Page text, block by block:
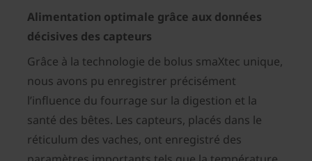
Alimentation optimale grâce aux données
décisives des capteurs
Grâce à la technologie de bolus smaXtec unique,
nous avons pu enregistrer précisément
l’influence du fourrage sur la digestion et la
santé des bêtes. Les capteurs, placés dans le
réticulum des vaches, ont enregistré des